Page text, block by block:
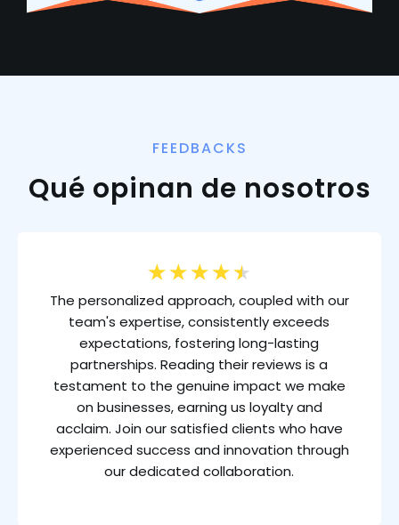
FEEDBACKS
Qué opinan de nosotros
★ ★ ★ ★ ★
The personalized approach, coupled with our
team's expertise, consistently exceeds
expectations, fostering long-lasting
partnerships. Reading their reviews is a
testament to the genuine impact we make
on businesses, earning us loyalty and
acclaim. Join our satisfied clients who have
experienced success and innovation through
our dedicated collaboration.